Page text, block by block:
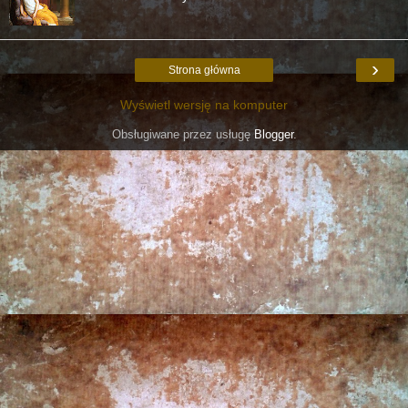
›
Strona główna
Wyświetl wersję na komputer
Obsługiwane przez usługęBlogger.